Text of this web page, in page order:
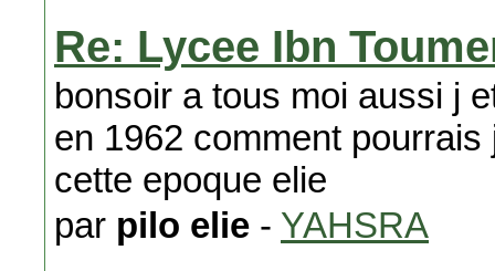
Re: Lycee Ibn
bonsoir a tous moi aussi j
en 1962 comment
cette epoque elie
par pilo elie - YAHSRA